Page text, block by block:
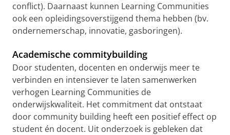
conflict). Daarnaast kunnen Learning Communities
ook een opleidingsoverstijgend thema hebben (bv.
ondernemerschap, innovatie, gasboringen).
Academische commitybuilding
Door studenten, docenten en onderwijs meer te
verbinden en intensiever te laten samenwerken
verhogen Learning Communities de
onderwijskwaliteit. Het commitment dat ontstaat
door community building heeft een positief effect op
student én docent. Uit onderzoek is gebleken dat